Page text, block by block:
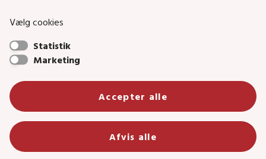
Social- og Boligstyrelsens nyheder som RSS feed
Social- og Boligstyrelsen • Tlf.: 72 42 37 00 •
sikkermail• EAN-nr.: 5798000354838 • CVR-nr.:
26144698
Primær adresse og reception: Lerchesgade 35, 5, 5000 Odense C •
Bolig- og byggeriområdet: Holmens kanal 22, 1060 København K
Vælg cookies
Statistik
Marketing
Accepter alle
Afvis alle